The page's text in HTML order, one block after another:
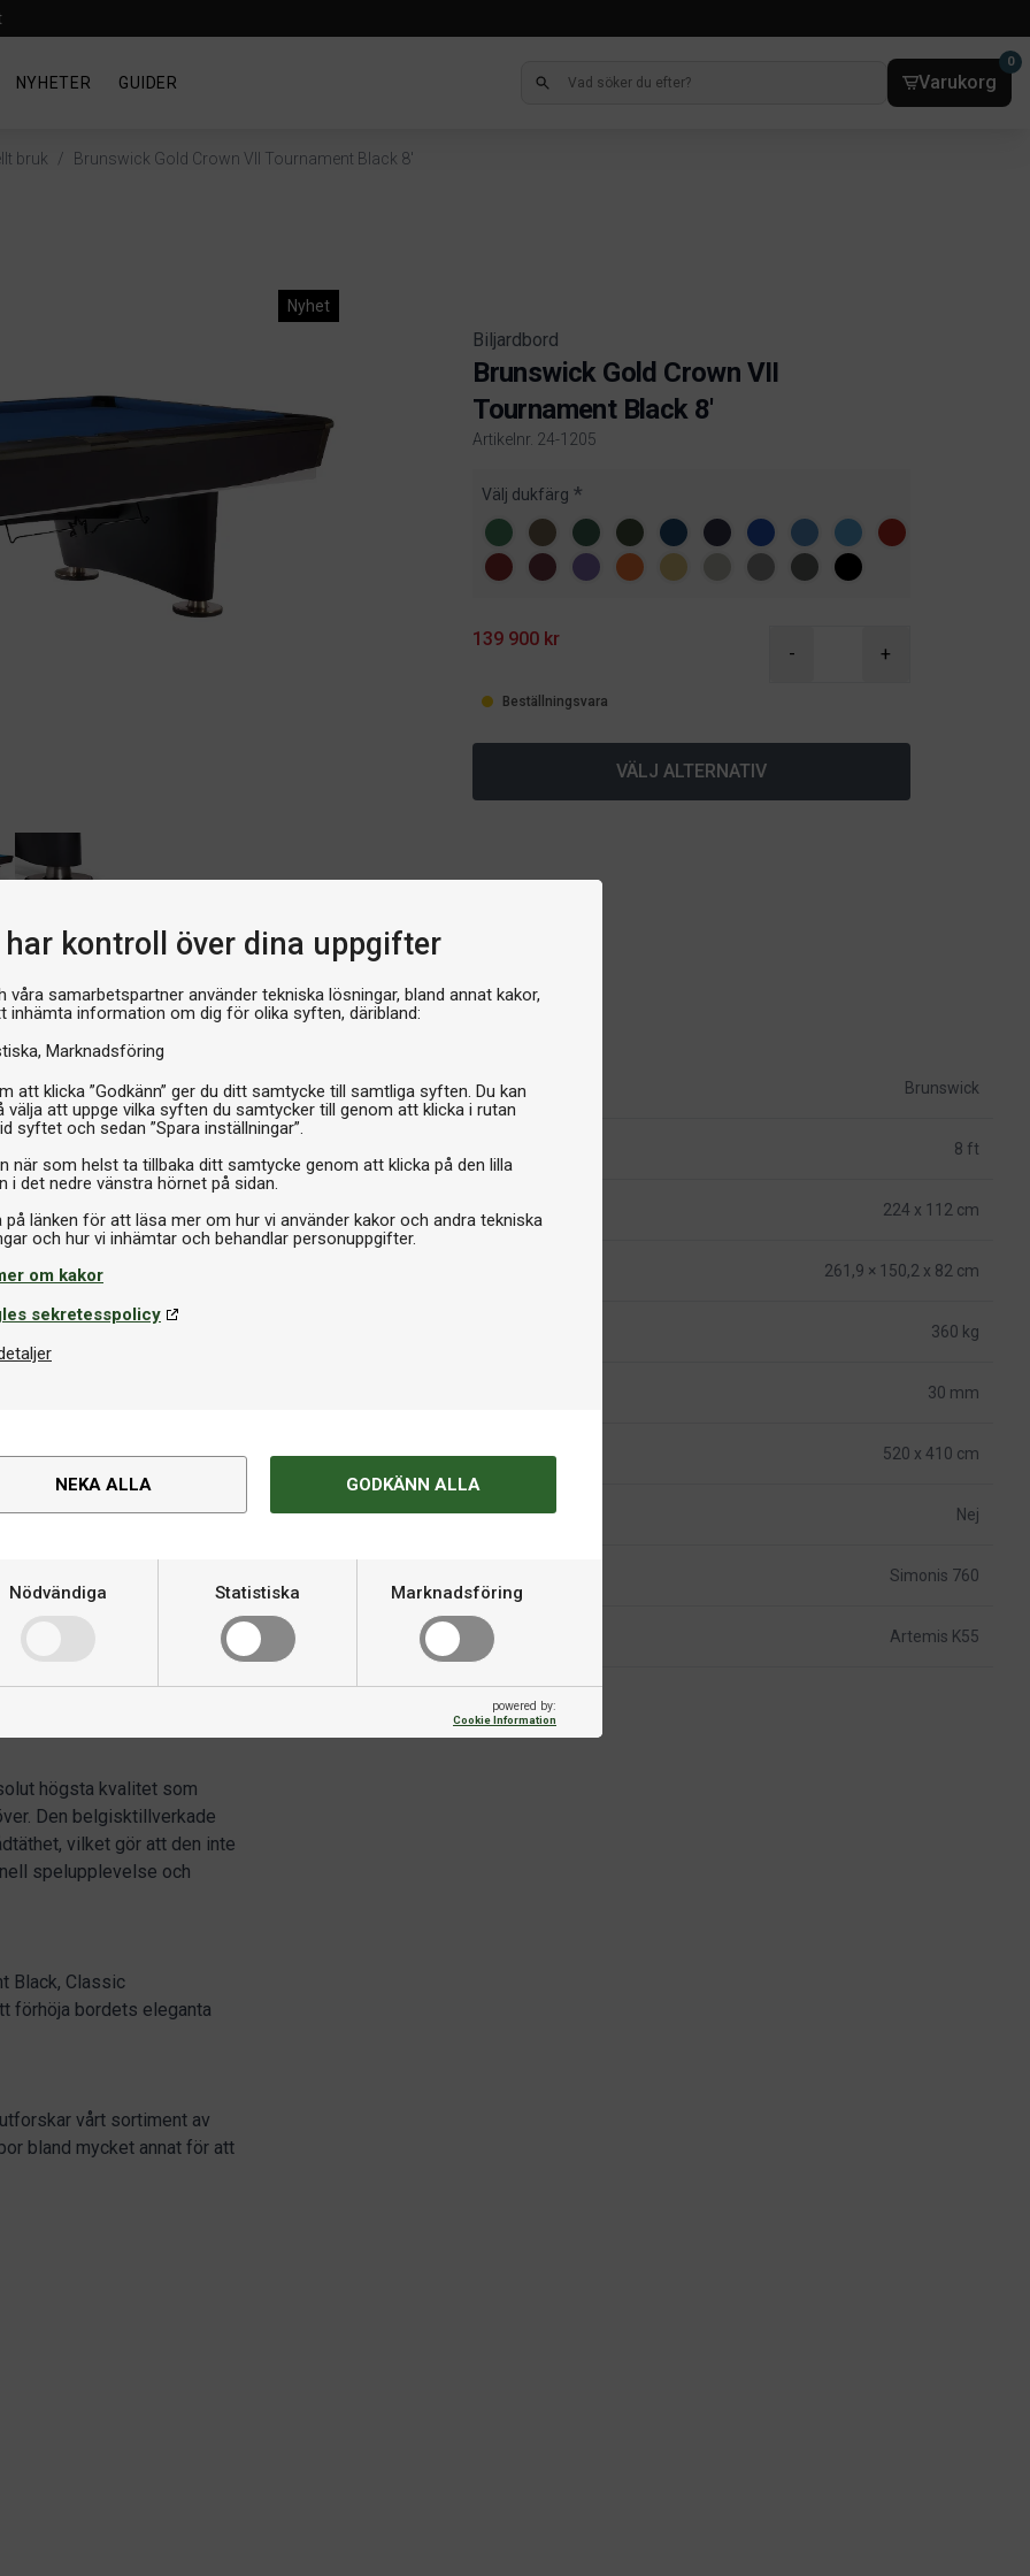
har kontroll över dina uppgifter
våra samarbetspartner använder tekniska lösningar, bland annat kakor,
inhämta information om dig för olika syften, däribland:
Marknadsföring
att klicka ”Godkänn” ger du ditt samtycke till samtliga syften. Du kan
välja att uppge vilka syften du samtycker till genom att klicka i rutan
syftet och sedan ”Spara inställningar”.
när som helst ta tillbaka ditt samtycke genom att klicka på den lilla
i det nedre vänstra hörnet på sidan.
på länken för att läsa mer om hur vi använder kakor och andra tekniska
om kakor
sekretesspolicy
NEKA ALLA GODKÄNN ALLA
Nödvändiga Statistiska Marknadsföring
powered by:
Cookie Information
NYHETER GUIDER Varukorg
0
bruk / Brunswick Gold Crown VII Tournament Black 8'
Nyhet
Biljardbord
Brunswick Gold Crown VII
Tournament Black 8'
Artikelnr. 24-1205
Product information
Välj dukfärg
139 900 kr
- +
Beställningsvara
VÄLJ ALTERNATIV
har Brunswick satt standarden
i denna
ingenjörskonst. Med detaljer
och spelarfavoriten
lång livslängd och stilren
av sitt klassiska formspråk,
på sargen. Sargerna är
vilket förstärker
vilket
Det nyutvecklade
en helt jämn spelplan och
exakt spelupplevelse, vilket
år.
aluminiumstöd med
ger maximal stabilitet
alla underlag.
högsta kvalitet som
Den belgisktillverkade
vilket gör att den inte
spelupplevelse och
Black, Classic
förhöja bordets eleganta
vårt sortiment av
bland mycket annat för att
Om produkten
Varumärke Brunswick
8 ft
Spelyta 224 x 112 cm
261,9 × 150,2 x 82 cm
360 kg
30 mm
Rekommenderat utrymme 520 x 410 cm
Tillbehör inkluderat Nej
Simonis 760
Vallar Artemis K55